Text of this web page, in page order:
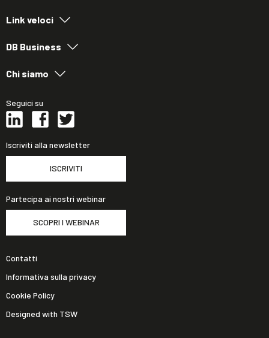
Link veloci
DB Business
Chi siamo
Seguici su
Iscriviti alla newsletter
ISCRIVITI
Partecipa ai nostri webinar
SCOPRI I WEBINAR
Contatti
Informativa sulla privacy
Cookie Policy
Designed with TSW